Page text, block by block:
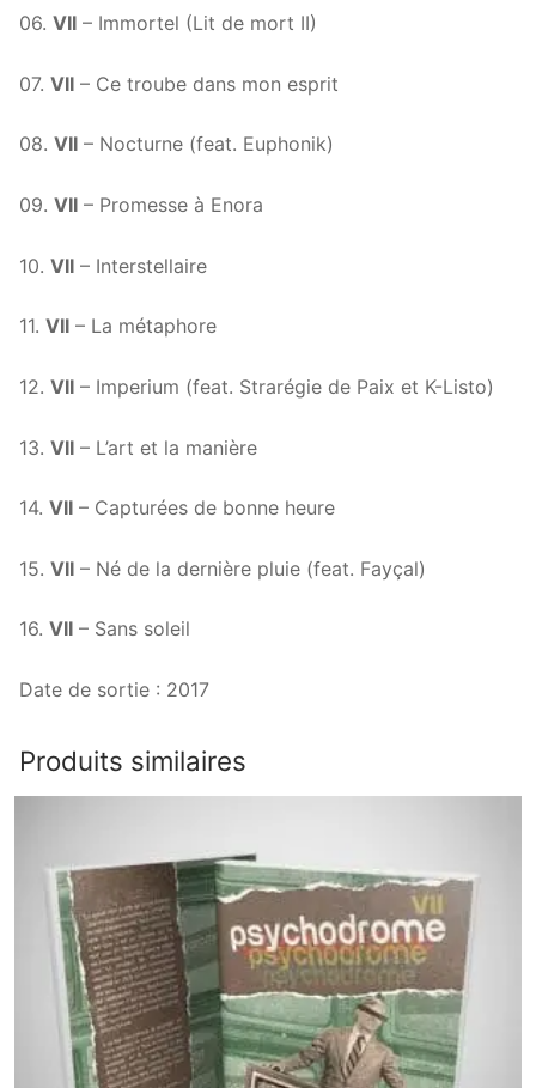
06. VII – Immortel (Lit de mort II)
07. VII – Ce troube dans mon esprit
08. VII – Nocturne (feat. Euphonik)
09. VII – Promesse à Enora
10. VII – Interstellaire
11. VII – La métaphore
12. VII – Imperium (feat. Strarégie de Paix et K-Listo)
13. VII – L’art et la manière
14. VII – Capturées de bonne heure
15. VII – Né de la dernière pluie (feat. Fayçal)
16. VII – Sans soleil
Date de sortie : 2017
Produits similaires